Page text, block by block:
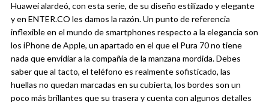
Huawei alardeó, con esta serie, de su diseño estilizado y elegante
y en ENTER.CO les damos la razón. Un punto de referencia
inflexible en el mundo de smartphones respecto a la elegancia son
los iPhone de Apple, un apartado en el que el Pura 70 no tiene
nada que envidiar a la compañía de la manzana mordida.Debes
saber que al tacto, el teléfono es realmente sofisticado, las
huellas no quedan marcadas en su cubierta, los bordes son un
poco más brillantes que su trasera y cuenta con algunos detalles